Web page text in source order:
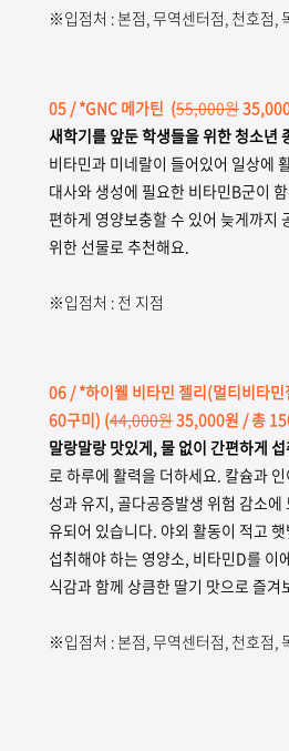
※입점처 : 본점, 무역센터점, 천호점,
05 / *GNC 메가틴 (55,000원
새학기를 앞둔 학생들을 위한 청소년
비타민과 미네랄이 들어있어 일상에
대사와 생성에 필요한 비타민B군이
편하게 영양보충할 수 있어 늦게까지
위한 선물로 추천해요.
※입점처 : 전 지점
06 / *하이웰 비타민 젤리(멀티비타
60구미) (44,000원35,000원 / 총
말랑말랑 맛있게, 물 없이 간편하게
로 하루에 활력을 더하세요. 칼슘과
성과 유지, 골다공증발생 위험 감소
유되어 있습니다. 야외 활동이 적고
섭취해야 하는 영양소, 비타민D를 이
식감과 함께 상큼한 딸기 맛으로 즐겨
※입점처 : 본점, 무역센터점, 천호점,